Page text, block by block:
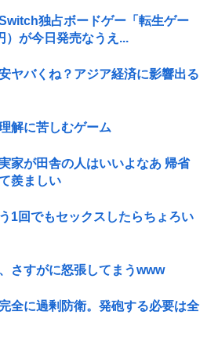
独占ボードゲー「転生ゲー
）が今日発売なうえ...
ヤバくね？アジア経済に影響出る
解に苦しむゲーム
家が田舎の人はいいよなあ 帰省
羨ましい
1回でもセックスしたらちょろい
さすがに怒張してまうwww
全に過剰防衛。発砲する必要は全